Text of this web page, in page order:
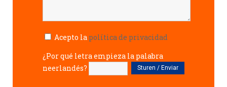
Acepto la política de privacidad
¿Por qué letra empieza la palabra
neerlandés?